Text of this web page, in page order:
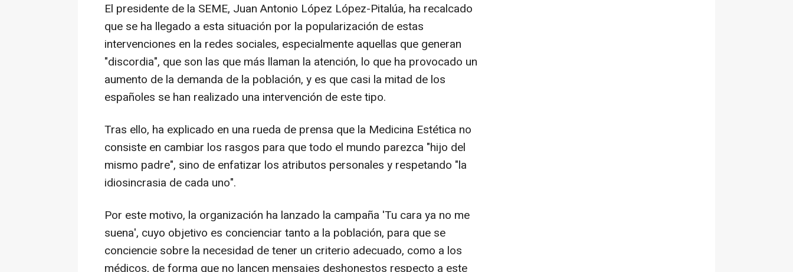
El presidente de la SEME, Juan Antonio López López-Pitalúa, ha recalcado
que se ha llegado a esta situación por la popularización de estas
intervenciones en la redes sociales, especialmente aquellas que generan
"discordia", que son las que más llaman la atención, lo que ha provocado un
aumento de la demanda de la población, y es que casi la mitad de los
españoles se han realizado una intervención de este tipo.
Tras ello, ha explicado en una rueda de prensa que la Medicina Estética no
consiste en cambiar los rasgos para que todo el mundo parezca "hijo del
mismo padre", sino de enfatizar los atributos personales y respetando "la
idiosincrasia de cada uno".
Por este motivo, la organización ha lanzado la campaña 'Tu cara ya no me
suena', cuyo objetivo es concienciar tanto a la población, para que se
conciencie sobre la necesidad de tener un criterio adecuado, como a los
médicos, de forma que no lancen mensajes deshonestos respecto a este